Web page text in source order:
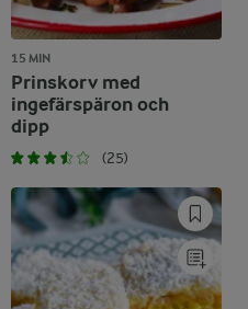
15 MIN
Prinskorv med
ingefärspäron och
dipp
(25)